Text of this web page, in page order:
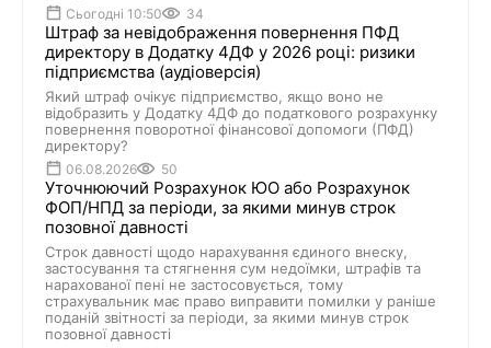
Сьогодні 10:50 34
Штраф за невідображення повернення ПФД
директору в Додатку 4ДФ у 2026 році: ризики
підприємства (аудіоверсія)
Який штраф очікує підприємство, якщо воно не
відобразить у Додатку 4ДФ до податкового розрахунку
повернення поворотної фінансової допомоги (ПФД)
директору?
06.08.2026 50
Уточнюючий Розрахунок ЮО або Розрахунок
ФОП/НПД за періоди, за якими минув строк
позовної давності
Строк давності щодо нарахування єдиного внеску,
застосування та стягнення сум недоїмки, штрафів та
нарахованої пені не застосовується, тому
страхувальник має право виправити помилки у раніше
поданій звітності за періоди, за якими минув строк
позовної давності